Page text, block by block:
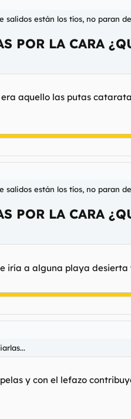
salidos están los tíos, no paran
POR LA CARA
aquello las putas
salidos están los tíos, no paran
POR LA CARA
iría a alguna playa desierta
y con el lefazo